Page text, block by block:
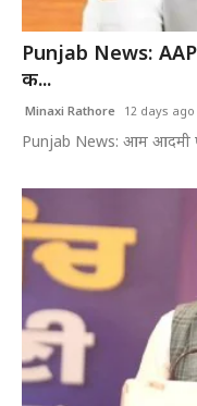
Punjab News: AAP
क...
Minaxi Rathore 12 days ago
Punjab News: आम आदमी